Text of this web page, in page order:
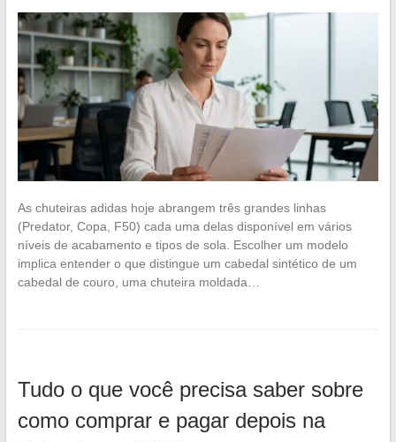
As chuteiras adidas hoje abrangem três grandes linhas
(Predator, Copa, F50) cada uma delas disponível em vários
níveis de acabamento e tipos de sola. Escolher um modelo
implica entender o que distingue um cabedal sintético de um
cabedal de couro, uma chuteira moldada…
Tudo o que você precisa saber sobre
como comprar e pagar depois na